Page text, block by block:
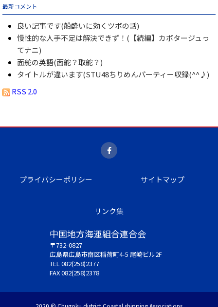
最新コメント
良い記事です(船酔いに効くツボの話)
慢性的な人手不足は解決できず！(【続編】カボタージュっ
てナニ)
面舵の英語(面舵？取舵？)
タイトルが違います(STU48ちりめんパーティー収録(^^♪)
RSS 2.0
プライバシーポリシー サイトマップ
リンク集
中国地方海運組合連合会
〒732-0827
広島県広島市南区稲荷町4-5 尾崎ビル2F
TEL 082(258)2377
FAX 082(258)2378